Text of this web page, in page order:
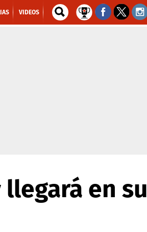
VIDEOS
en su